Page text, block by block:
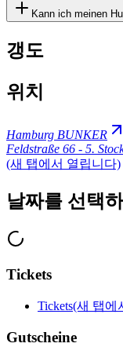
Kann ich meinen
갱도
위치
Hamburg BUNKER
Feldstraße 66 - 5.
(새 탭에서 열립니다)
날짜를 선택
Tickets
Tickets(새 탭에
Gutscheine